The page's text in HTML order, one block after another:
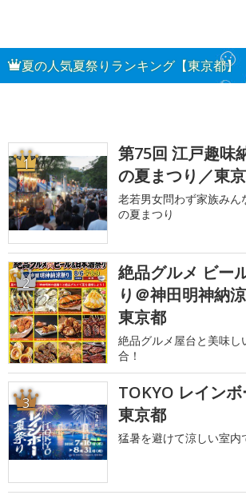
夏の人気夏祭りランキング【東京都】
1
第75回 江戸趣味
の夏まつり／東
老若男女問わず家族みん
の夏まつり
2
絶品グルメ ビー
り＠神田明神納
東京都
絶品グルメ屋台と美味し
合！
3
TOKYO レイン
東京都
猛暑を避けて涼しい室内